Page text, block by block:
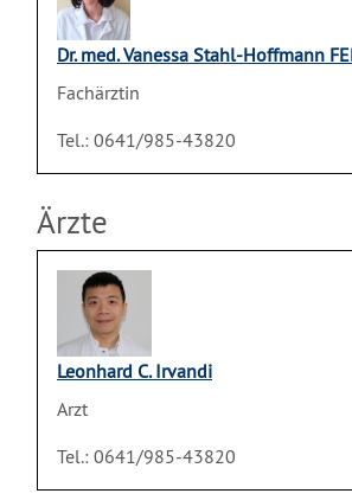
Dr. med. Vanessa Stahl-Hoffmann
Fachärztin
Tel.: 0641/985-43820
Ärzte
Leonhard C. Irvandi
Arzt
Tel.: 0641/985-43820